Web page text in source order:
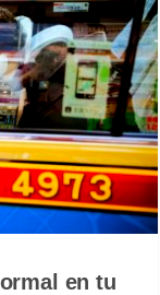
en tu